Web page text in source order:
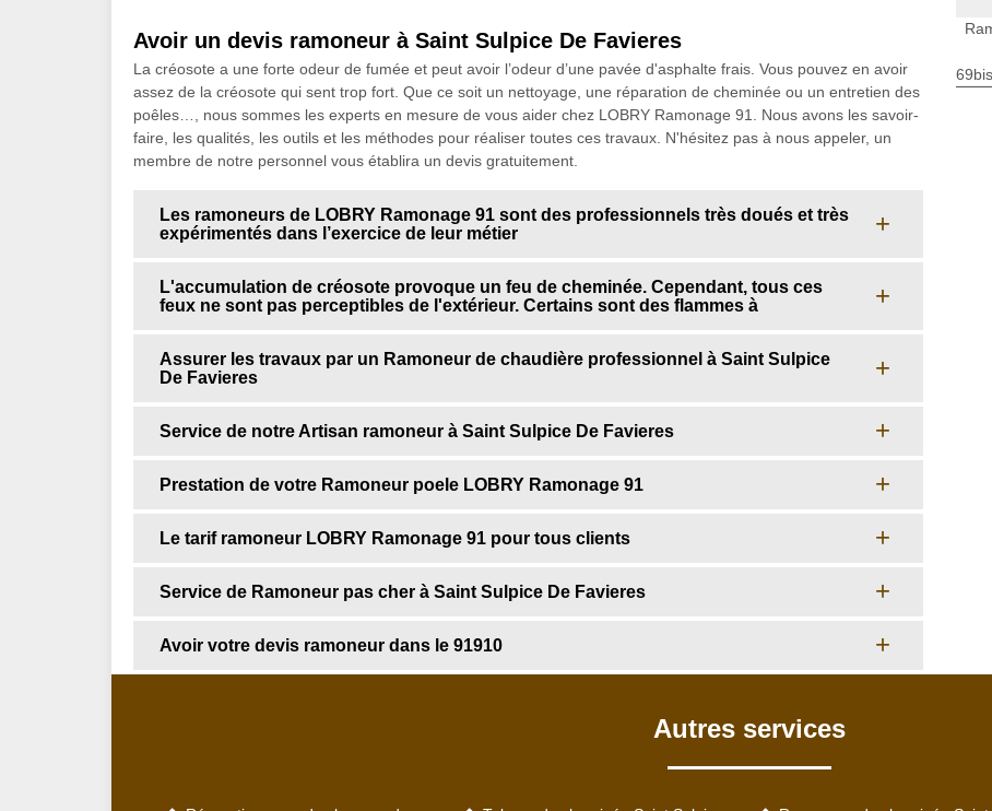
Avoir un devis ramoneur à Saint Sulpice De Favieres
La créosote a une forte odeur de fumée et peut avoir l’odeur d’une pavée d'asphalte frais. Vous pouvez en avoir
assez de la créosote qui sent trop fort. Que ce soit un nettoyage, une réparation de cheminée ou un entretien des
poêles…, nous sommes les experts en mesure de vous aider chez LOBRY Ramonage 91. Nous avons les savoir-
faire, les qualités, les outils et les méthodes pour réaliser toutes ces travaux. N'hésitez pas à nous appeler, un
membre de notre personnel vous établira un devis gratuitement.
Les ramoneurs de LOBRY Ramonage 91 sont des professionnels très doués et très
expérimentés dans l’exercice de leur métier
L'accumulation de créosote provoque un feu de cheminée. Cependant, tous ces
feux ne sont pas perceptibles de l'extérieur. Certains sont des flammes à
Assurer les travaux par un Ramoneur de chaudière professionnel à Saint Sulpice
De Favieres
Service de notre Artisan ramoneur à Saint Sulpice De Favieres
Prestation de votre Ramoneur poele LOBRY Ramonage 91
Le tarif ramoneur LOBRY Ramonage 91 pour tous clients
Service de Ramoneur pas cher à Saint Sulpice De Favieres
Avoir votre devis ramoneur dans le 91910
Autres services